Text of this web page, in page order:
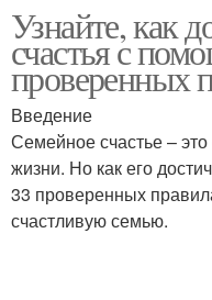
Узнайте, как
счастья с
проверенных
Введение
Семейное счастье –
жизни. Но как его
33 проверенных
счастливую семью.